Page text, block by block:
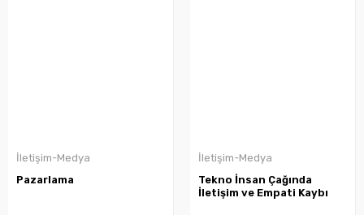
İletişim-Medya
Pazarlama
İletişim-Medya
Tekno İnsan Çağında
İletişim ve Empati Kaybı